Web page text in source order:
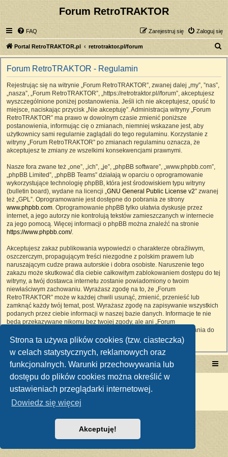
Strona ta używa plików cookies (tzw. ciasteczka)
w celach statystycznych, reklamowych oraz
funkcjonalnych. Warunki przechowywania lub
dostępu do plików cookies można określić w
ustawieniach przeglądarki internetowej.
Dowiedz się więcej
Akceptuję!
Forum RetroTRAKTOR
FAQ Zaloguj się
Zarejestruj się
Portal RetroTRAKTOR.pl retrotraktor.pl/forum
z
Forum RetroTRAKTOR - Regulamin
Rejestrując się na witrynie „Forum RetroTRAKTOR”, zwanej dalej „my”, ”nas”,
„nasza”, „Forum RetroTRAKTOR”, „https://retrotraktor.pl//forum”, akceptujesz
wyszczególnione poniżej postanowienia. Jeśli ich nie akceptujesz, opuść to
miejsce, naciskając przycisk „Nie akceptuję”. Administracja witryny „Forum
RetroTRAKTOR” ma prawo w dowolnym czasie zmienić poniższe
postanowienia, informując cię o zmianach, niemniej wskazane jest, aby
użytkownicy sami regularnie zaglądali do tego regulaminu. Korzystanie z
witryny „Forum RetroTRAKTOR” po zmianach regulaminu oznacza, że
akceptujesz te zmiany ze wszelkimi konsekwencjami prawnymi.
Nasze fora zwane też „one”, „ich”, „je”, „phpBB software”, „www.phpbb.com”,
„phpBB Limited”, „phpBB Teams” działają w oparciu o oprogramowanie
wykorzystujące technologię phpBB, która jest środowiskiem typu witryny
(bulletin board), wydane na licencji „GNU General Public License v2” zwanej
też „GPL”. Oprogramowanie jest dostępne do pobrania ze strony
www.phpbb.com. Oprogramowanie phpBB tylko ułatwia dyskusje przez
internet, a jego autorzy nie kontrolują tekstów zamieszczanych w internecie
za jego pomocą. Więcej informacji o phpBB można znaleźć na stronie
https://www.phpbb.com/.
Akceptujesz zakaz publikowania wypowiedzi o charakterze obraźliwym,
oszczerczym, propagującym treści niezgodne z polskim prawem lub
naruszającym cudze prawa autorskie i dobra osobiste. Naruszenie tego
zakazu może skutkować dla ciebie całkowitym zablokowaniem dostępu do tej
witryny, a twój dostawca internetu zostanie powiadomiony o twoim
niewłaściwym zachowaniu. Wyrażasz zgodę na to, że „Forum
RetroTRAKTOR” może w każdej chwili usunąć, zmienić, przenieść lub
zamknąć każdy twój temat, post. Wyrażasz zgodę na zapisywanie wszystkich
podanych przez ciebie informacji w naszej bazie danych. Informacje te nie
będą przekazywane nikomu bez twojej zgody, ale ani „Forum
RetroTRAKTOR”, ani phpBB nie ponosi odpowiedzialności za włamania do
witryny, podczas których może dojść do kradzieży danych.
Portal RetroTRAKTOR.pl retrotraktor.pl/forum
Technologię dostarcza
Polski pakiet językowy dostarczaphpBB.pl
Zasady ochrony danych osobowych